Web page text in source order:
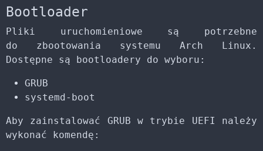
Bootloader
Pliki uruchomieniowe są potrzebne
do zbootowania systemu Arch Linux.
Dostępne są bootloadery do wyboru:
GRUB
systemd-boot
Aby zainstalować GRUB w trybie UEFI należy
wykonać komendę: